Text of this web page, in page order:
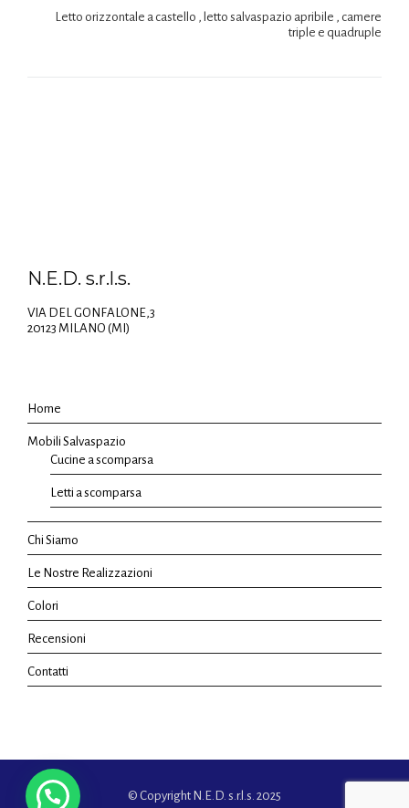
Letto orizzontale a castello , letto salvaspazio apribile , camere
triple e quadruple
N.E.D. s.r.l.s.
VIA DEL GONFALONE,3
20123 MILANO (MI)
Home
Mobili Salvaspazio
Cucine a scomparsa
Letti a scomparsa
Chi Siamo
Le Nostre Realizzazioni
Colori
Recensioni
Contatti
© Copyright N.E.D. s.r.l.s. 2025